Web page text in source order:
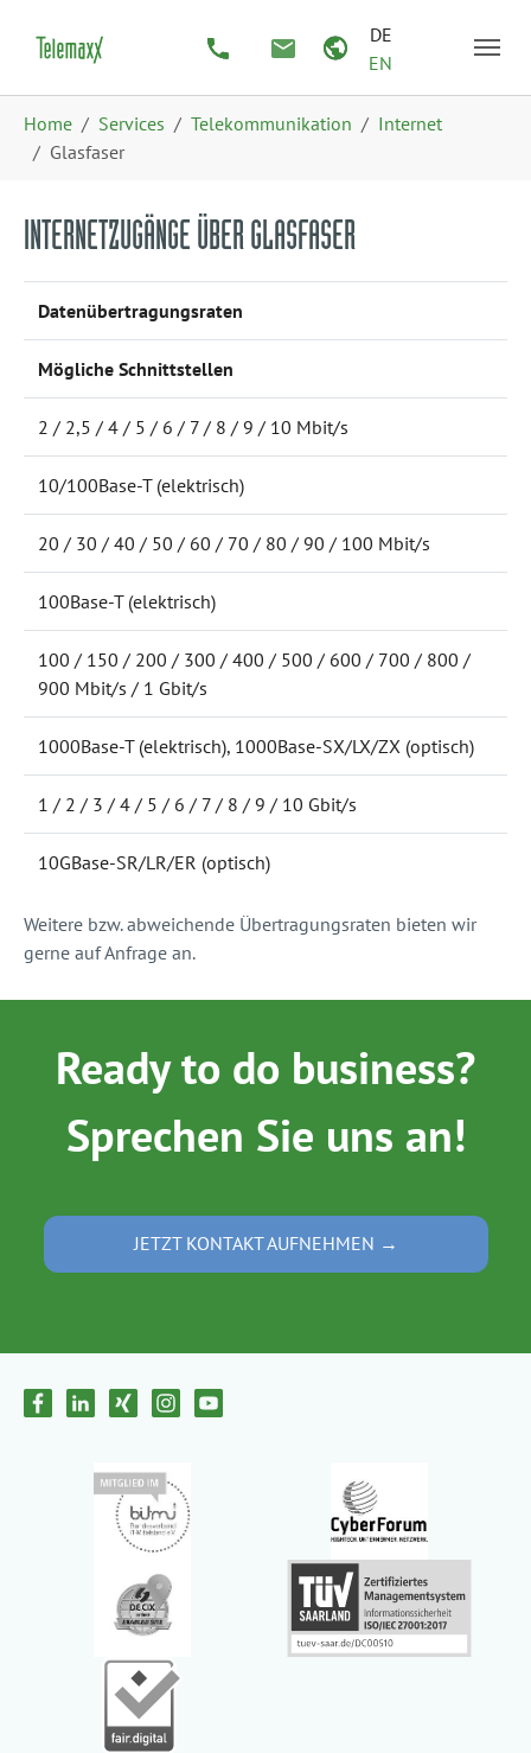
DE
EN
Home Services Telekommunikation
Internet
Glasfaser
INTERNETZUGÄNGE ÜBER GLASFASER
Datenübertragungsraten
Mögliche Schnittstellen
2 / 2,5 / 4 / 5 / 6 / 7 / 8 / 9 / 10 Mbit/s
10/100Base-T (elektrisch)
20 / 30 / 40 / 50 / 60 / 70 / 80 / 90 / 100 Mbit/s
100Base-T (elektrisch)
100 / 150 / 200 / 300 / 400 / 500 / 600 / 700 / 800 /
900 Mbit/s / 1 Gbit/s
1000Base-T (elektrisch), 1000Base-SX/LX/ZX (optisch)
1 / 2 / 3 / 4 / 5 / 6 / 7 / 8 / 9 / 10 Gbit/s
10GBase-SR/LR/ER (optisch)
Weitere bzw. abweichende Übertragungsraten bieten wir
gerne auf Anfrage an.
Ready to do business?
Sprechen Sie uns an!
JETZT KONTAKT AUFNEHMEN →